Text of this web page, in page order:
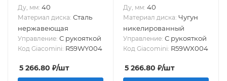
Ду, мм: 40
Материал диска: Сталь
нержавеющая
Управление: С рукояткой
Код Giacomini: R59WY004
5 266.80 ₽/шт
Ду, мм: 40
Материал диска: Чугун
никелированный
Управление: С рукояткой
Код Giacomini: R59WX004
5 266.80 ₽/шт